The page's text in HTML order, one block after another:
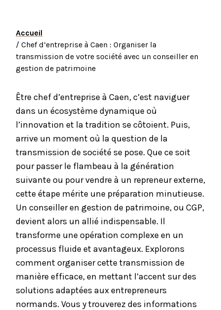
Accueil
/ Chef d’entreprise à Caen : Organiser la
transmission de votre société avec un conseiller en
gestion de patrimoine
Être chef d’entreprise à Caen, c’est naviguer
dans un écosystème dynamique où
l’innovation et la tradition se côtoient. Puis,
arrive un moment où la question de la
transmission de société se pose. Que ce soit
pour passer le flambeau à la génération
suivante ou pour vendre à un repreneur externe,
cette étape mérite une préparation minutieuse.
Un conseiller en gestion de patrimoine, ou CGP,
devient alors un allié indispensable. Il
transforme une opération complexe en un
processus fluide et avantageux. Explorons
comment organiser cette transmission de
manière efficace, en mettant l’accent sur des
solutions adaptées aux entrepreneurs
normands. Vous y trouverez des informations